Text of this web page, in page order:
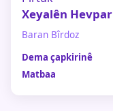
Xeyalên Hevpar
Baran Bîrdoz
Dema çapkirinê
Matbaa